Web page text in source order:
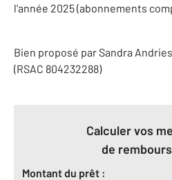
l'année 2025 (abonnements
Bien proposé parSandra Andries
(RSAC 804232288)
Calculer vos
de
Montant du prêt :